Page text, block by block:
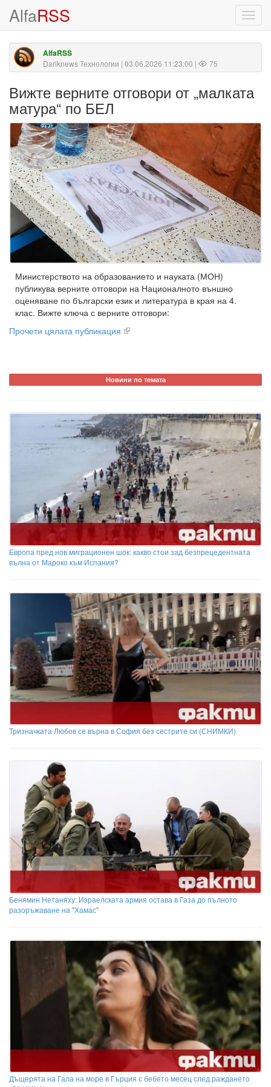
AlfaRSS
AlfaRSS
Dariknews Технологии | 03.06.2026 11:23:00 | 75
Вижте верните отговори от „малката
матура“ по БЕЛ
Министерството на образованието и науката (МОН)
публикува верните отговори на Националното външно
оценяване по български език и литература в края на 4.
клас. Вижте ключа с верните отговори:
Прочети цялата публикация
Новини по темата
Европа пред нов миграционен шок: какво стои зад безпрецедентната
вълна от Мароко към Испания?
Тризначката Любов се върна в София без сестрите си (СНИМКИ)
Бенямин Нетаняху: Израелската армия остава в Газа до пълното
разоръжаване на "Хамас"
Дъщерята на Гала на море в Гърция с бебето месец след раждането